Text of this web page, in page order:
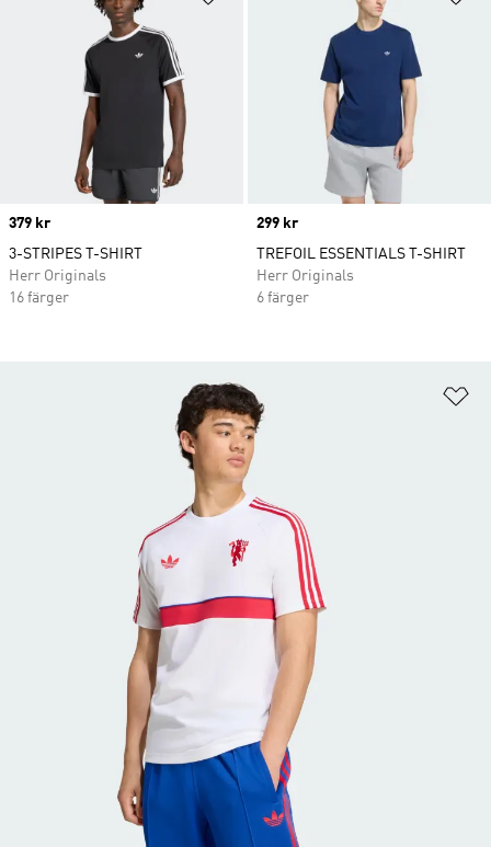
Price
379 kr
3-STRIPES T-SHIRT
Herr Originals
16 färger
Price
299 kr
TREFOIL ESSENTIALS T-SHIRT
Herr Originals
6 färger